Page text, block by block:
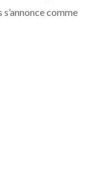
comme